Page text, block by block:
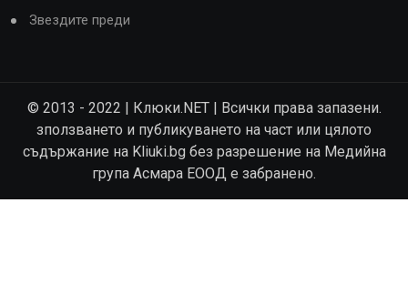
Звездите преди
© 2013 - 2022 | Клюки.NET | Всички права запазени.
зползването и публикуването на част или цялото
съдържание на Kliuki.bg без разрешение на Медийна
група Асмара ЕООД е забранено.